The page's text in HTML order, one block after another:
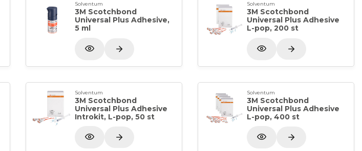
Solventum
3M Scotchbond
Universal Plus Adhesive,
5 ml
Solventum
3M Scotchbond
Universal Plus Adhesive
L-pop, 200 st
Solventum
3M Scotchbond
Universal Plus Adhesive
Introkit, L-pop, 50 st
Solventum
3M Scotchbond
Universal Plus Adhesive
L-pop, 400 st